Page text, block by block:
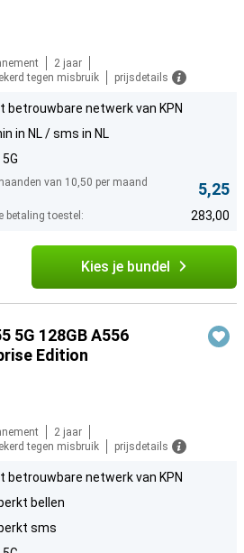
2 jaar
tegen misbruik
prijsdetails
betrouwbare netwerk van KPN
in NL / sms in NL
van 10,50 per maand
5,25
betaling toestel: 283,00
Kies je bundel
5G 128GB A556
Edition
2 jaar
tegen misbruik
prijsdetails
betrouwbare netwerk van KPN
bellen
sms